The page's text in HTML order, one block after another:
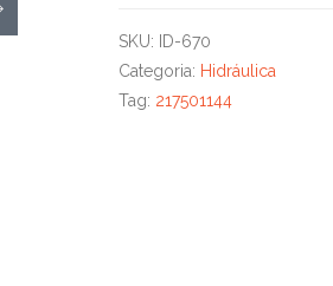
SKU:
ID-670
Categoria: Hidráulica
Tag: 217501144